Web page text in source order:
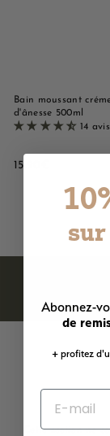
s
e
l
Bain moussant
d'ânesse 500ml
14 avis
15,90€
Cette section ne
Abonnez-
de
+ profitez